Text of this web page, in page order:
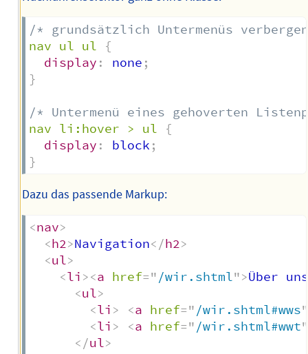
/* grundsätzlich Untermenüs
nav ul ul
{
display : none ;
}
/* Untermenü eines gehoverten
nav li:hover > ul
{
display : block ;
}
Dazu das passende Markup:
<nav>
<h2>Navigation</h2>
<ul>
<li ><a href=" /wir.shtml">Über uns
<ul>
<li > <a href=" /wir.shtml#wws"
<li > <a href=" /wir.shtml#wwt"
</ul>